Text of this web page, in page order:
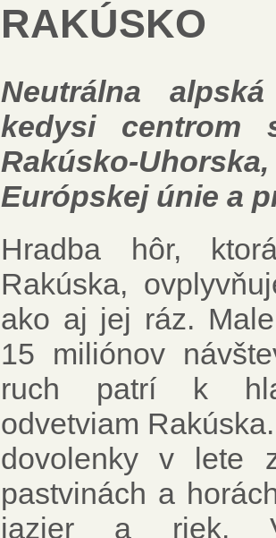
RAKÚSKO
Neutrálna
kedysi centrom
Rakúsko-
Európskej únie a
Hradba hôr,
Rakúska,
ako aj jej ráz.
15 miliónov
ruch patrí k
odvetviam
dovolenky v lete
pastvinách a
jazier a riek.